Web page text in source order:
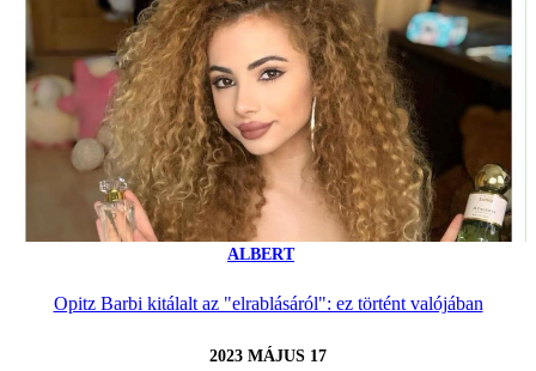
ALBERT
Opitz Barbi kitálalt az "elrablásáról": ez történt valójában
2023 MÁJUS 17